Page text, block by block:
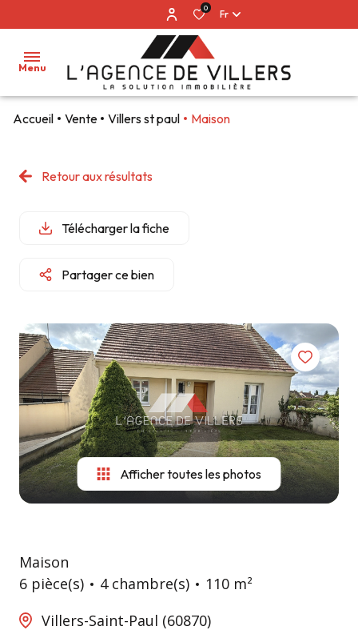
0
Fr
Menu
agence
ventes
contact
Accueil Vente Villers st paul Maison
Retour aux résultats
Télécharger la fiche
Partager ce bien
Afficher toutes les photos
Maison
6 pièce(s)
4 chambre(s)
110 m²
Villers-Saint-Paul (60870)